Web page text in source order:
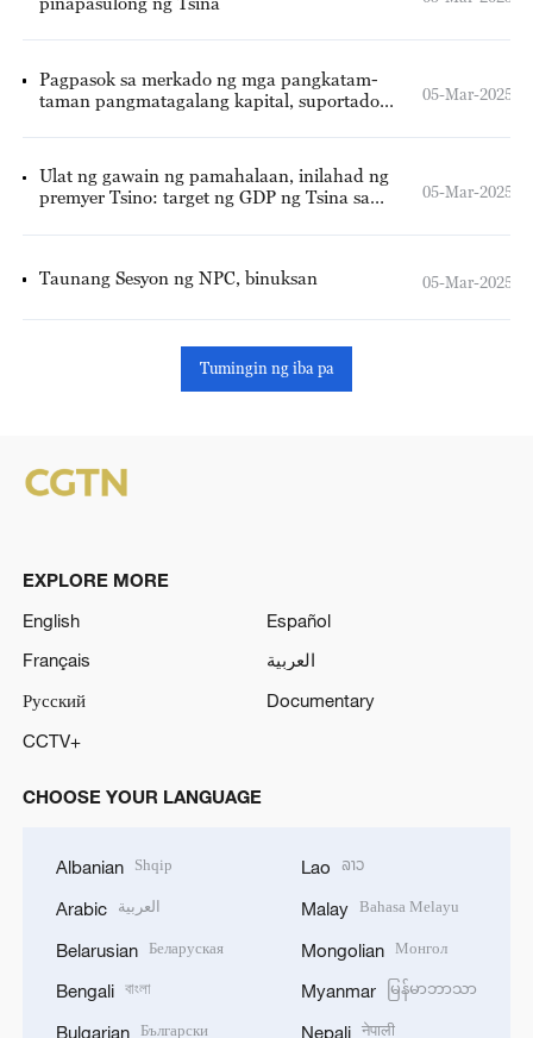
Pagpasok sa merkado ng mga pangkatam-
taman pangmatagalang kapital, suportado
05-Mar-2025
Ulat ng gawain ng pamahalaan, inilahad ng
premyer Tsino: target ng GDP ng Tsina sa
05-Mar-2025
Taunang Sesyon ng NPC, binuksan 05-Mar-2025
Tumingin ng iba pa
EXPLORE MORE
English
Español
Français
العربية
Русский
Documentary
CCTV+
CHOOSE YOUR LANGUAGE
Albanian Shqip
Arabic العربية
Belarusian Беларуская
Bengali বাংলা
Bulgarian Български
Lao ລາວ
Malay Bahasa Melayu
Mongolian Монгол
Myanmar မြန်မာဘာသာ
Nepali नेपाली